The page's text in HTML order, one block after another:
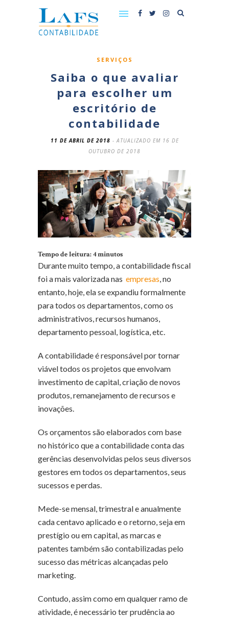
SERVIÇOS
Saiba o que avaliar
para escolher um
escritório de
contabilidade
11 DE ABRIL DE 2018 - ATUALIZADO EM 16 DE
OUTUBRO DE 2018
Tempo de leitura:4minutos
Durante muito tempo, a contabilidade fiscal
foi a mais valorizada nas empresas , no
entanto, hoje, ela se expandiu formalmente
para todos os departamentos, como os
administrativos, recursos humanos,
departamento pessoal, logística, etc.
A contabilidade é responsável por tornar
viável todos os projetos que envolvam
investimento de capital, criação de novos
produtos, remanejamento de recursos e
inovações.
Os orçamentos são elaborados com base
no histórico que a contabilidade conta das
gerências desenvolvidas pelos seus diversos
gestores em todos os departamentos, seus
sucessos e perdas.
Mede-se mensal, trimestral e anualmente
cada centavo aplicado e o retorno, seja em
prestígio ou em capital, as marcas e
patentes também são contabilizadas pelo
sucesso das métricas alcançadas pelo
marketing.
Contudo, assim como em qualquer ramo de
atividade, é necessário ter prudência ao